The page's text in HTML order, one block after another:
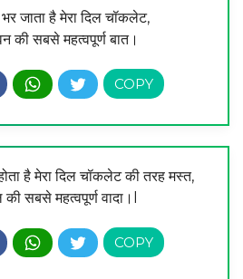
जाता है मेरा दिल चॉकलेट,
की सबसे महत्वपूर्ण बात।
है मेरा दिल चॉकलेट की तरह मस्त,
सबसे महत्वपूर्ण वादा।l